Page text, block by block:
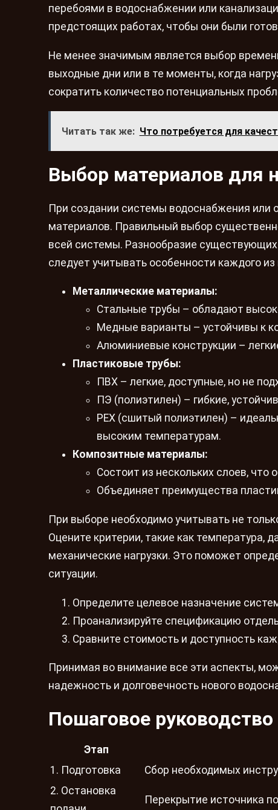
перебоями в водоснабжении или
предстоящих работах, чтобы они были
Не менее значимым является выбор
выходные дни или в те моменты, когда
сократить количество потенциальных
Читать так же: Что потребуется для
Выбор материалов для
При создании системы водоснабжения или
материалов. Правильный выбор
всей системы. Разнообразие
следует учитывать особенности каждого из
Металлические материалы:
Стальные трубы – обладают
Медные варианты – устойчивы к
Алюминиевые конструкции –
Пластиковые трубы:
ПВХ – легкие, доступные, но не
ПЭ (полиэтилен) – гибкие,
PEX (сшитый полиэтилен) –
высоким температурам.
Композитные материалы:
Состоит из нескольких слоев,
Объединяет преимущества
При выборе необходимо учитывать не
Оцените критерии, такие как
механические нагрузки. Это поможет
ситуации.
Определите целевое назначение
Проанализируйте спецификацию
Сравните стоимость и доступность
Принимая во внимание все эти аспекты,
надежность и долговечность нового
Пошаговое руководство
Этап
1. Подготовка
Сбор необходимых
2. Остановка
Перекрытие источника